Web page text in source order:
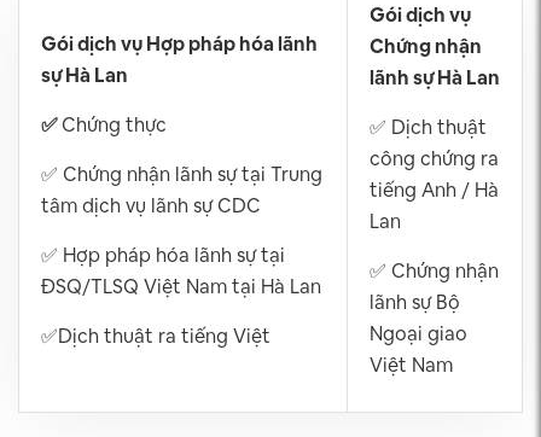
Gói dịch vụ Hợp pháp hóa lãnh
sự Hà Lan
✅Chứng thực
✅ Chứng nhận lãnh sự tại Trung
tâm dịch vụ lãnh sự CDC
✅ Hợp pháp hóa lãnh sự tại
ĐSQ/TLSQ Việt Nam tại Hà Lan
✅Dịch thuật ra tiếng Việt
Gói dịch vụ
Chứng nhận
lãnh sự Hà Lan
✅ Dịch thuật
công chứng ra
tiếng Anh / Hà
Lan
✅ Chứng nhận
lãnh sự Bộ
Ngoại giao
Việt Nam